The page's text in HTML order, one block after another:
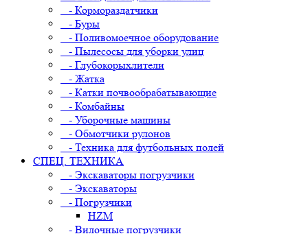
- Кормораздатчики
- Буры
- Поливомоечное оборудование
- Пылесосы для уборки улиц
- Глубокорыхлители
- Жатка
- Катки почвообрабатывающие
- Комбайны
- Уборочные машины
- Обмотчики рулонов
- Техника для футбольных полей
СПЕЦ. ТЕХНИКА
- Экскаваторы погрузчики
- Экскаваторы
- Погрузчики
HZM
- Вилочные погрузчики